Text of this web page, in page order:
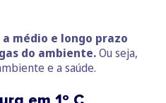
a médio e longo prazo
do ambiente.Ou seja,
e a saúde.